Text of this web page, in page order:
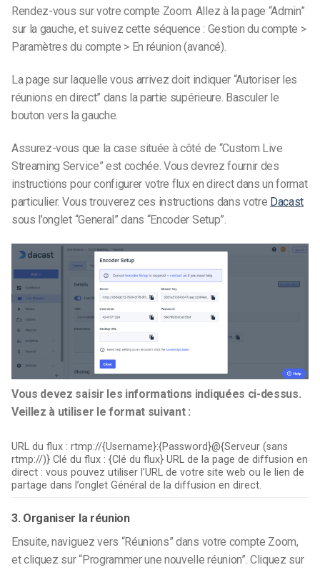
Rendez-vous sur votre compte Zoom. Allez à la page “Admin”
sur la gauche, et suivez cette séquence : Gestion du compte >
Paramètres du compte > En réunion (avancé).
La page sur laquelle vous arrivez doit indiquer “Autoriser les
réunions en direct” dans la partie supérieure. Basculer le
bouton vers la gauche.
Assurez-vous que la case située à côté de “Custom Live
Streaming Service” est cochée. Vous devrez fournir des
instructions pour configurer votre flux en direct dans un format
particulier. Vous trouverez ces instructions dans votre Dacast
sous l’onglet “General” dans “Encoder Setup”.
Vous devez saisir les informations indiquées ci-dessus.
Veillez à utiliser le format suivant :
URL du flux : rtmp://{Username}:{Password}@{Serveur (sans
rtmp://)} Clé du flux : {Clé du flux} URL de la page de diffusion en
direct : vous pouvez utiliser l’URL de votre site web ou le lien de
partage dans l’onglet Général de la diffusion en direct.
3. Organiser la réunion
Ensuite, naviguez vers “Réunions” dans votre compte Zoom,
et cliquez sur “Programmer une nouvelle réunion”. Cliquez sur